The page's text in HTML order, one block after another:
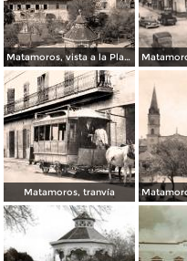
Matamoros, vista a la Plaza, 1920
Matamoros, tranvía